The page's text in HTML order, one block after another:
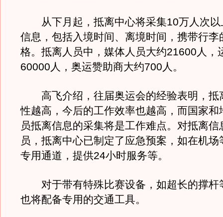
从下月起，抵离中心将采集10万人次以
信息，包括入境时间、离境时间，携带行李
格。抵离人员中，媒体人员大约21600人，
60000人，奥运赞助商大约700人。
高飞介绍，往届奥运会的经验表明，抵
性越高，今后的工作效率也越高，而国家和
员抵离信息的采集将是工作难点。对抵离信
员，抵离中心已制定了应急预案，如在机场
专用通道，提供24小时服务等。
对于带有特殊比赛设备，如超长的撑杆
也将配备专用的交通工具。